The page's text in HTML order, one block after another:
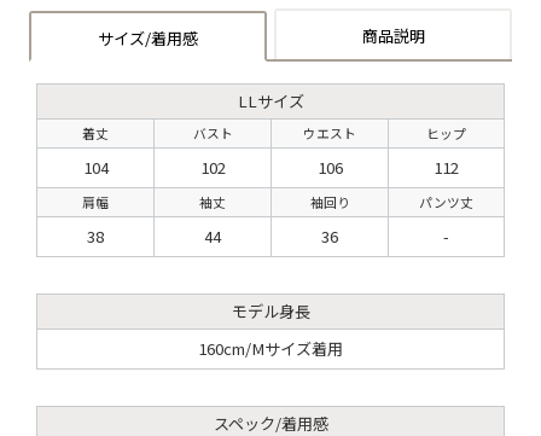
サイズ/着用感 商品説明
LLサイズ
着丈 バスト ウエスト ヒップ
104 102 106 112
肩幅 袖丈 袖回り パンツ丈
38 44 36 -
モデル身長
160cm/Mサイズ着用
スペック/着用感